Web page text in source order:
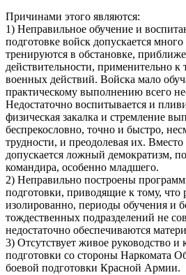
Причинами этого являются:
1) Неправильное обучение и
подготовке войск допускается
тренируются в обстановке,
действительности, применительно к
военных действий. Войска мало
практическому выполнению всего
Недостаточно воспитывается и
физическая закалка и стремление
беспрекословно, точно и быстро,
трудности, и преодолевая их. Вместо
допускается ложный демократизм,
командира, особенно младшего.
2) Неправильно построены
подготовки, приводящие к тому, что
изолированно, периоды обучения и
тождественных подразделений не
недостаточно обеспечиваются
3) Отсутствует живое руководство и
подготовки со стороны Наркомата
боевой подготовки Красной Армии.